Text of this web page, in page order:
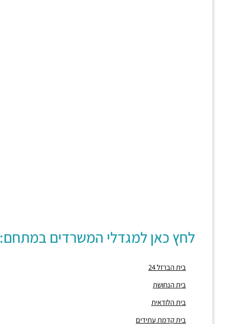
לחץ כאן למגדלי המשרדים במתחם:
בית הברזל 24
בית הנחושת
בית הלודאית
בית קדמת עתידים